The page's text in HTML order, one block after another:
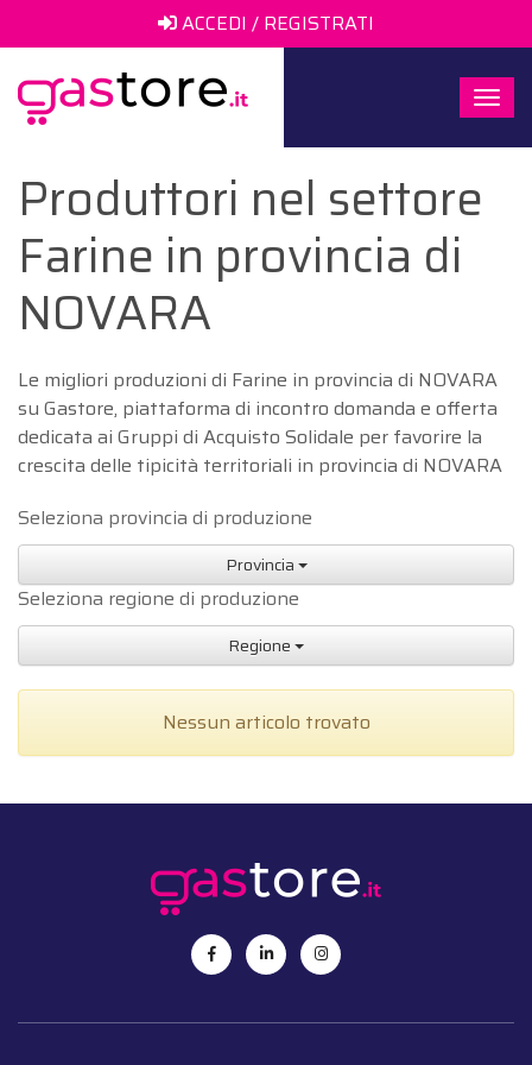
ACCEDI / REGISTRATI
Produttori nel settore
Farine in provincia di
NOVARA
Le migliori produzioni di Farine in provincia di NOVARA
su Gastore, piattaforma di incontro domanda e offerta
dedicata ai Gruppi di Acquisto Solidale per favorire la
crescita delle tipicità territoriali in provincia di NOVARA
Seleziona provincia di produzione
Provincia
Seleziona regione di produzione
Regione
Nessun articolo trovato